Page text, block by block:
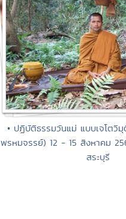
• ปฏิบัติธรรมวันแม่ แบบเจโตวิมุ
พรหมจรรย์) 12 - 15 สิงหาคม
สระบุรี